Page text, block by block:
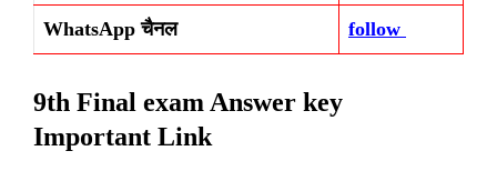
WhatsApp चैनल follow
9th Final exam Answer key
Important Link